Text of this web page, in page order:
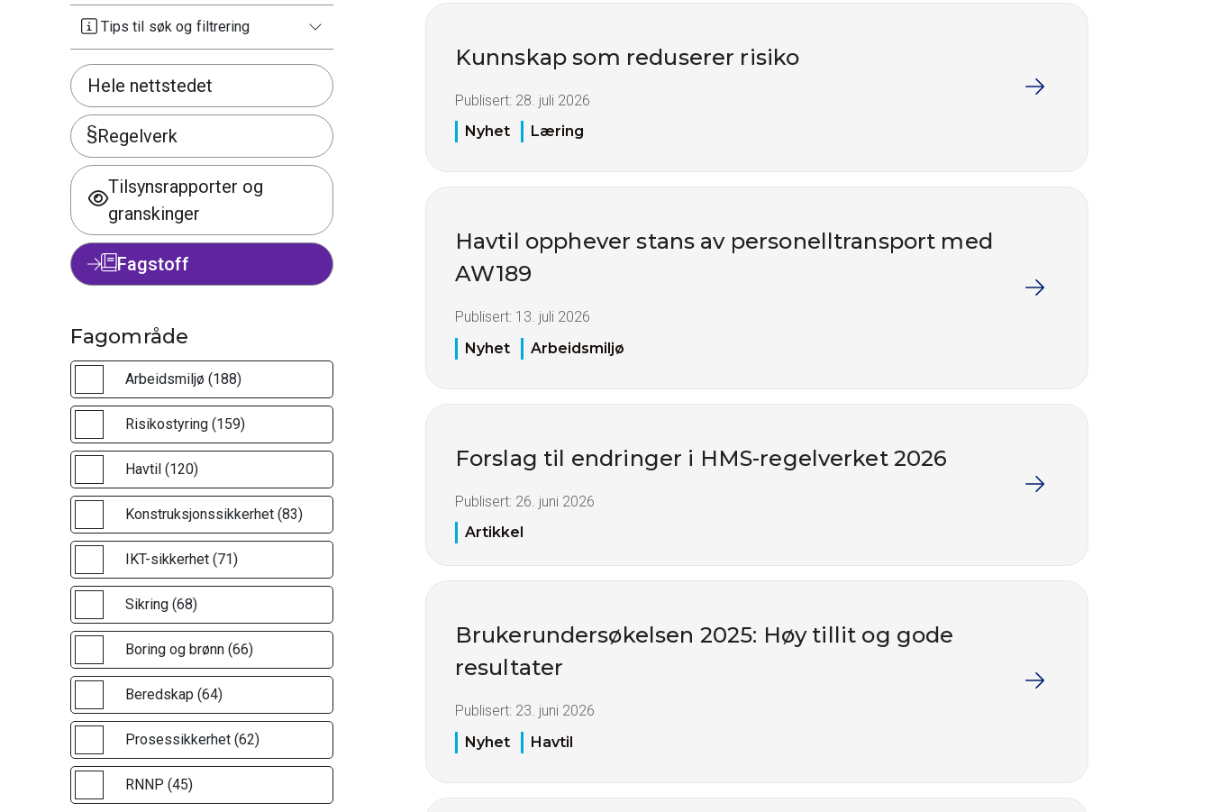
Tips til søk og filtrering
Hele nettstedet
Regelverk
Tilsynsrapporter og
granskinger
Fagstoff
Fagområde
Arbeidsmiljø (188)
Risikostyring (159)
Havtil (120)
Konstruksjonssikkerhet (83)
IKT-sikkerhet (71)
Sikring (68)
Boring og brønn (66)
Beredskap (64)
Prosessikkerhet (62)
RNNP (45)
Kunnskap som reduserer risiko
Publisert: 28. juli 2026
Nyhet
Læring
Havtil opphever stans av personelltransport med
AW189
Publisert: 13. juli 2026
Nyhet
Arbeidsmiljø
Forslag til endringer i HMS-regelverket 2026
Publisert: 26. juni 2026
Artikkel
Brukerundersøkelsen 2025: Høy tillit og gode
resultater
Publisert: 23. juni 2026
Nyhet
Havtil